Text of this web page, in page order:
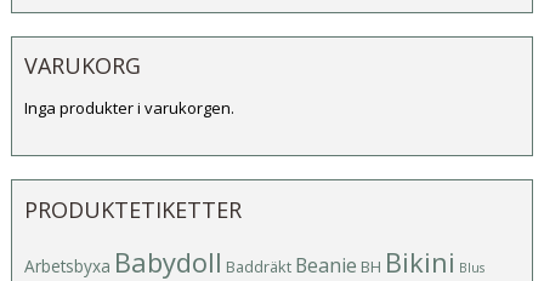
VARUKORG
Inga produkter i varukorgen.
PRODUKTETIKETTER
Arbetsbyxa Babydoll Baddräkt Beanie BH Bikini Blus